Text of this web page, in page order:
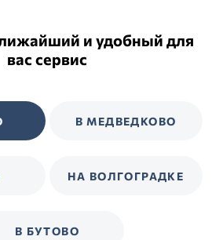
и удобный для
вас сервис
В МЕДВЕДКОВО
НА ВОЛГОГРАДКЕ
В БУТОВО